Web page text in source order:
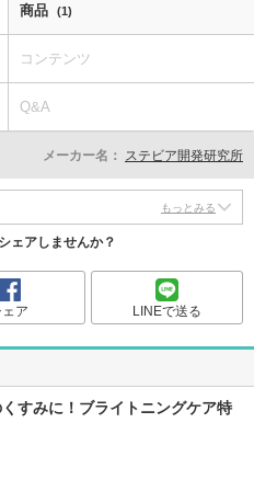
商品 (1)
コンテンツ
Q&A
メーカー名： ステビア開発研究所
もっとみる
ェアしませんか？
ェア LINEで送る
すみに！ブライトニングケア特